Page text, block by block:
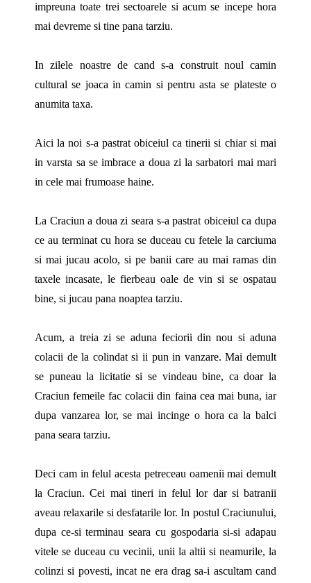
impreuna toate trei sectoarele si acum se incepe hora
mai devreme si tine pana tarziu.
In zilele noastre de cand s-a construit noul camin
cultural se joaca in camin si pentru asta se plateste o
anumita taxa.
Aici la noi s-a pastrat obiceiul ca tinerii si chiar si mai
in varsta sa se imbrace a doua zi la sarbatori mai mari
in cele mai frumoase haine.
La Craciun a doua zi seara s-a pastrat obiceiul ca dupa
ce au terminat cu hora se duceau cu fetele la carciuma
si mai jucau acolo, si pe banii care au mai ramas din
taxele incasate, le fierbeau oale de vin si se ospatau
bine, si jucau pana noaptea tarziu.
Acum, a treia zi se aduna feciorii din nou si aduna
colacii de la colindat si ii pun in vanzare. Mai demult
se puneau la licitatie si se vindeau bine, ca doar la
Craciun femeile fac colacii din faina cea mai buna, iar
dupa vanzarea lor, se mai incinge o hora ca la balci
pana seara tarziu.
Deci cam in felul acesta petreceau oamenii mai demult
la Craciun. Cei mai tineri in felul lor dar si batranii
aveau relaxarile si desfatarile lor. In postul Craciunului,
dupa ce-si terminau seara cu gospodaria si-si adapau
vitele se duceau cu vecinii, unii la altii si neamurile, la
colinzi si povesti, incat ne era drag sa-i ascultam cand